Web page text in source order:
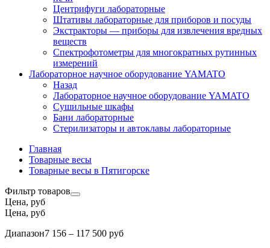
Центрифуги лабораторные
Штативы лабораторные для приборов и посуды
Экстракторы — приборы для извлечения вредных
веществ
Спектрофотометры для многократных рутинных
измерений
Лабораторное научное оборудование YAMATO
Назад
Лабораторное научное оборудование YAMATO
Сушильные шкафы
Бани лабораторные
Стерилизаторы и автоклавы лабораторные
Главная
Товарные весы
Товарные весы в Пятигорске
Фильтр товаров
Цена, руб
Цена, руб
Диапазон7 156 – 117 500 руб